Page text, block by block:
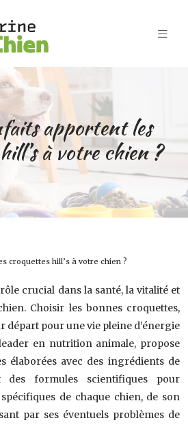
apportent les
à votre chien ?
croquettes hill’s à votre chien ?
crucial dans la santé, la vitalité et
Choisir les bonnes croquettes,
départ pour une vie pleine d’énergie
en nutrition animale, propose
élaborées avec des ingrédients de
des formules scientifiques pour
de chaque chien, de son
par ses éventuels problèmes de